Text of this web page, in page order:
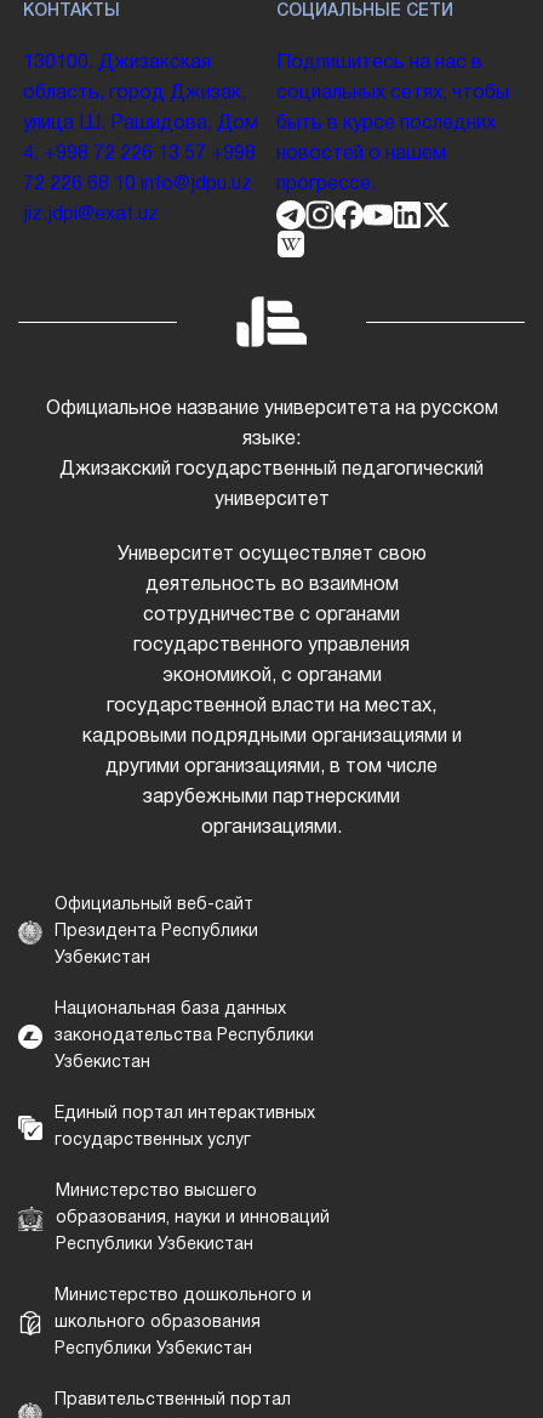
КОНТАКТЫ
130100. Джизакская
область, город Джизак,
улица Ш. Рашидова, Дом
4. +998 72 226 13 57 +998
72 226 68 10 info@jdpu.uz
jiz.jdpi@exat.uz
СОЦИАЛЬНЫЕ СЕТИ
Подпишитесь на нас в
социальных сетях, чтобы
быть в курсе последних
новостей о нашем
прогрессе.
Официальное название университета на русском
языке:
Джизакский государственный педагогический
университет
Университет осуществляет свою
деятельность во взаимном
сотрудничестве с органами
государственного управления
экономикой, с органами
государственной власти на местах,
кадровыми подрядными организациями и
другими организациями, в том числе
зарубежными партнерскими
организациями.
Официальный веб-сайт
Президента Республики
Узбекистан
Национальная база данных
законодательства Республики
Узбекистан
Единый портал интерактивных
государственных услуг
Министерство высшего
образования, науки и инноваций
Республики Узбекистан
Министерство дошкольного и
школьного образования
Республики Узбекистан
Правительственный портал